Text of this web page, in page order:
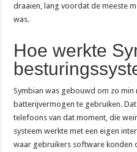
draaien, lang voordat de meeste
was.
Hoe werkte
Symbian was gebouwd om zo min
batterijvermogen te gebruiken.
telefoons van dat moment, die
systeem werkte met een eigen
waar gebruikers software konden